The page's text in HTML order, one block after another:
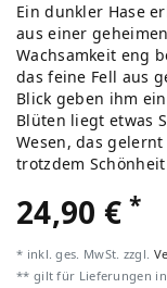
Ein dunkler Hase
aus einer
Wachsamkeit eng
das feine Fell aus
Blick geben ihm
Blüten liegt etwas
Wesen, das
trotzdem
24,90 €*
* inkl. ges. MwSt. zzgl.
** gilt für Lieferungen